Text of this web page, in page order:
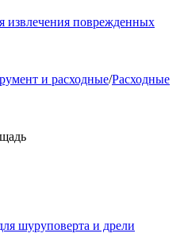
извлечения поврежденных
и расходные/Расходные
шуруповерта и дрели